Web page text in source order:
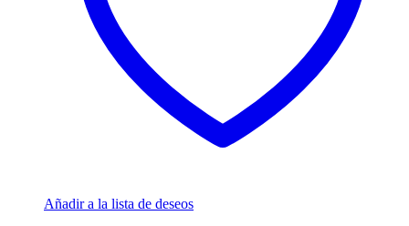
Añadir a la lista de deseos